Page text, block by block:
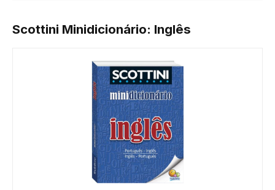
Scottini Minidicionário: Inglês